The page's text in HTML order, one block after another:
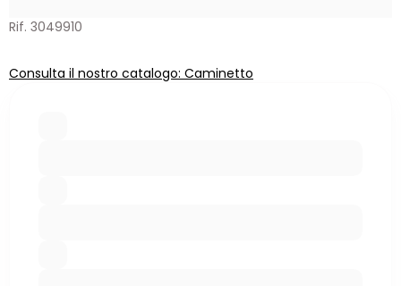
Rif. 3049910
Consulta il nostro catalogo: Caminetto